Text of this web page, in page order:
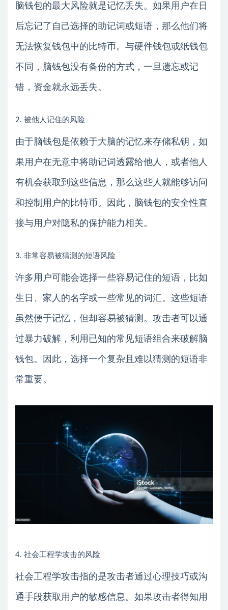
脑钱包的最大风险就是记忆丢失。如果用户在日
后忘记了自己选择的助记词或短语，那么他们将
无法恢复钱包中的比特币。与硬件钱包或纸钱包
不同，脑钱包没有备份的方式，一旦遗忘或记
错，资金就永远丢失。
2. 被他人记住的风险
由于脑钱包是依赖于大脑的记忆来存储私钥，如
果用户在无意中将助记词透露给他人，或者他人
有机会获取到这些信息，那么这些人就能够访问
和控制用户的比特币。因此，脑钱包的安全性直
接与用户对隐私的保护能力相关。
3. 非常容易被猜测的短语风险
许多用户可能会选择一些容易记住的短语，比如
生日、家人的名字或一些常见的词汇。这些短语
虽然便于记忆，但却容易被猜测。攻击者可以通
过暴力破解，利用已知的常见短语组合来破解脑
钱包。因此，选择一个复杂且难以猜测的短语非
常重要。
4. 社会工程学攻击的风险
社会工程学攻击指的是攻击者通过心理技巧或沟
通手段获取用户的敏感信息。如果攻击者得知用